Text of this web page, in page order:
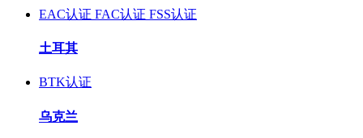
EAC认证 FAC认证 FSS认证
土耳其
BTK认证
乌克兰